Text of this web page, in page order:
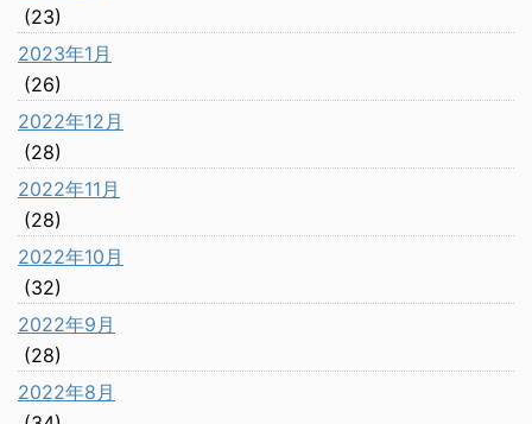
(23)
2023年1月
(26)
2022年12月
(28)
2022年11月
(28)
2022年10月
(32)
2022年9月
(28)
2022年8月